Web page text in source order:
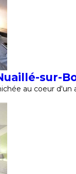
sur-
au coeur d'un